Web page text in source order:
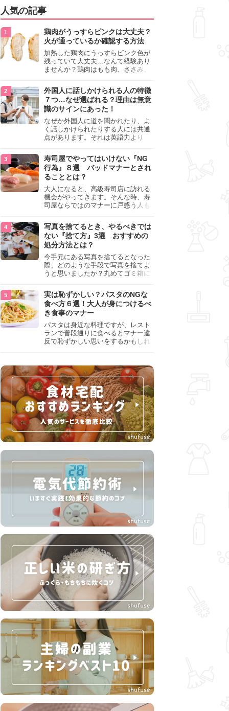
人気の記事
鶏肉がうっすらピンクは大丈夫？
火が通っているか確認する方法
加熱した鶏肉にうっすらピンク色が
残っていて大丈夫…なんて経験あり
ませんか？鶏肉はもも肉、ささみ、
わいが異なり、いろいろと楽しめる
料理ですが、鶏肉は加熱した後でも
うっすらピンク色の部分が大丈夫な
のと気になるときがあります。この
記事では生焼けか火が通っているの
かを確認する方法や、鶏肉を調理す
るときの注意点を紹介しますので、
参考にしてみてくださいね。
外国人に話しかけられる人の特徴
７つ…なぜ選ばれる？理由は無意
識のサインにあった！
なぜか外国人に道を聞かれたり、よ
く話しかけられたりする人には共通
点があります。それは英語力より
けても大丈夫」というサインが関係
しています。よく選ばれる人の特徴
や、英語が苦手でも焦らない対処
法、自分を守るための注意点を詳し
く解説します。
寿司屋でやってはいけない『NG
行為』８選 バッドマナーとされ
ることとは？
大人になると、高級寿司店に訪れる
機会がやってきます。そんな時、寿
司屋ならではのマナーに戸惑う人も
らためて寿司屋でやってはいけない
『NG行為』をチェックしましょう。
写真を捨てるとき、やるべきでは
ない『捨て方』3選 おすすめの
処分方法とは？
今手元にある写真を捨てるとなった
際、どのような手段で写真を捨てよ
うと思いましたか？丸めてゴミ箱に
真は個人情報が詰まっているので、
ただ丸めただけの状態で捨ててしま
うのは危険です。写真にすべきでは
ない捨て方をまとめているので、ぜ
ひチェックしておきましょう。
実は恥ずかしい？パスタのNGな
食べ方６選！大人が身につけるべ
き食事のマナー
パスタは身近な料理ですが、レスト
ランで普段通りに食べるとマナー違
反で恥ずかしい思いをするかもしれ
して、正しい食べ方を確認しましょ
う。大人の嗜みとして知っておきた
い新常識を解説します。